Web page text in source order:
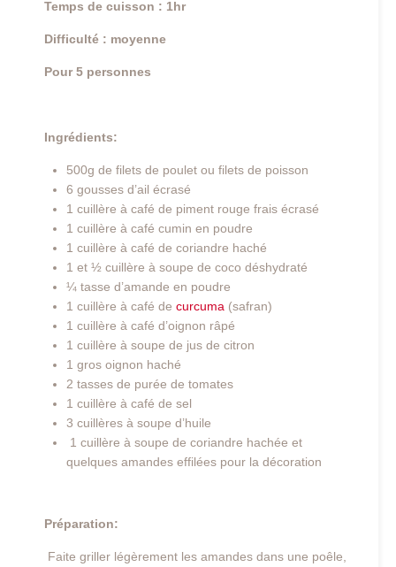
Temps de cuisson : 1hr
Difficulté : moyenne
Pour 5 personnes
Ingrédients:
500g de filets de poulet ou filets de poisson
6 gousses d’ail écrasé
1 cuillère à café de piment rouge frais écrasé
1 cuillère à café cumin en poudre
1 cuillère à café de coriandre haché
1 et ½ cuillère à soupe de coco déshydraté
¼ tasse d’amande en poudre
1 cuillère à café de curcuma (safran)
1 cuillère à café d’oignon râpé
1 cuillère à soupe de jus de citron
1 gros oignon haché
2 tasses de purée de tomates
1 cuillère à café de sel
3 cuillères à soupe d’huile
1 cuillère à soupe de coriandre hachée et
quelques amandes effilées pour la décoration
Préparation:
Faite griller légèrement les amandes dans une poêle,